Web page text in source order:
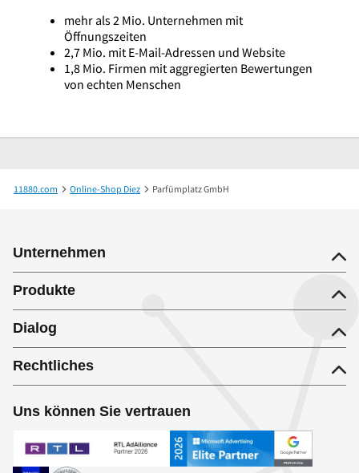
mehr als 2 Mio. Unternehmen mit
Öffnungszeiten
2,7 Mio. mit E-Mail-Adressen und Website
1,8 Mio. Firmen mit aggregierten Bewertungen
von echten Menschen
11880.com Online-Shop Diez Parfümplatz GmbH
Unternehmen
Produkte
Dialog
Rechtliches
Uns können Sie vertrauen